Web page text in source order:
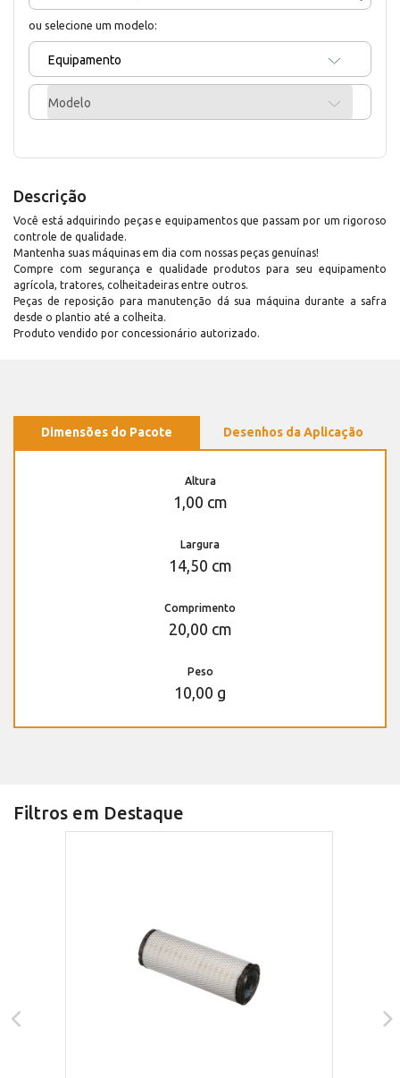
ou selecione um modelo:
Equipamento
Modelo
Descrição
Você está adquirindo peças e equipamentos que passam por um rigoroso
controle de qualidade.
Mantenha suas máquinas em dia com nossas peças genuínas!
Compre com segurança e qualidade produtos para seu equipamento
agrícola, tratores, colheitadeiras entre outros.
Peças de reposição para manutenção dá sua máquina durante a safra
desde o plantio até a colheita.
Produto vendido por concessionário autorizado.
Dimensões do Pacote Desenhos da Aplicação
Altura
1,00 cm
Largura
14,50 cm
Comprimento
20,00 cm
Peso
10,00 g
Filtros em Destaque